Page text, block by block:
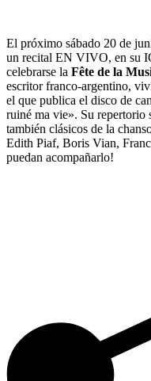
El próximo sábado 20 de
un recital EN VIVO, en su
celebrarse la Fête de la
escritor franco-argentino,
el que publica el disco de
ruiné ma vie». Su repertorio
también clásicos de la
Edith Piaf, Boris Vian,
puedan acompañarlo!